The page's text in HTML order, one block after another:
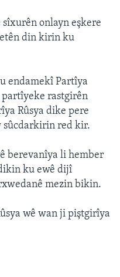
onlayn eşkere
din kirin ku
endamekî Partîya
rastgirên
Rûsya dike pere
sûcdarkirin red kir.
berevanîya li hember
ku ewê dijî
mezin bikin.
wê wan ji piştgirîya